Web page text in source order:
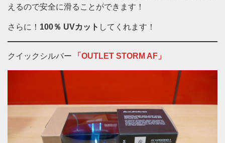
えるので安全に滑ることができます！
さらに！ 100％ UVカット してくれます！
クイックシルバー 「OUTLET STORM AF」